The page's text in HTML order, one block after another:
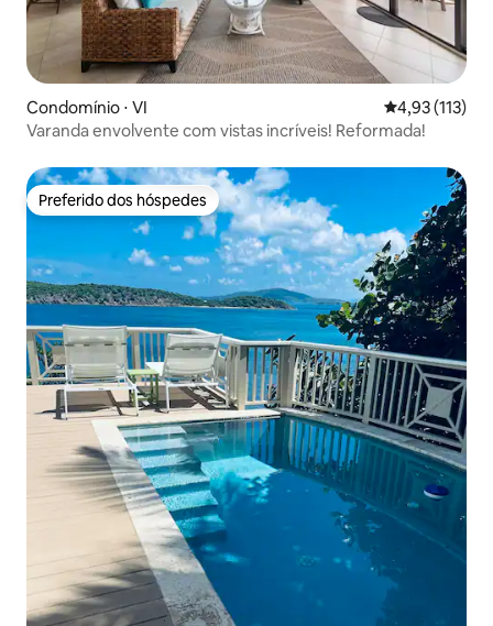
Condomínio ⋅ VI 4,93 de uma
4,93 (113)
Varanda envolvente com vistas incríveis! Reformada!
Preferido dos hóspedes
Preferido dos hóspedes